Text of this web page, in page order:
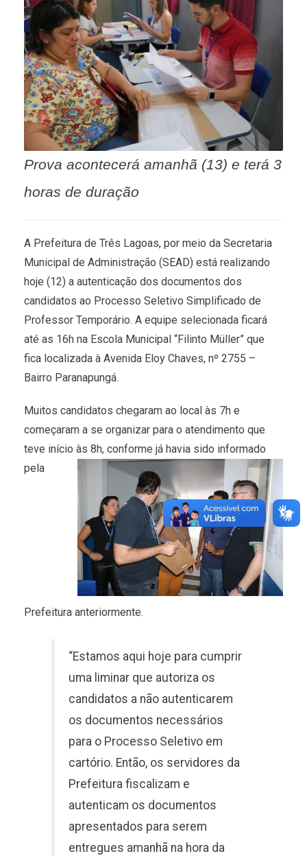
Prova acontecerá amanhã (13) e terá 3
horas de duração
A Prefeitura de Três Lagoas, por meio da Secretaria
Municipal de Administração (SEAD) está realizando
hoje (12) a autenticação dos documentos dos
candidatos ao Processo Seletivo Simplificado de
Professor Temporário. A equipe selecionada ficará
até as 16h na Escola Municipal “Filinto Müller” que
fica localizada à Avenida Eloy Chaves, nº 2755 –
Bairro Paranapungá.
Muitos candidatos chegaram ao local às 7h e
começaram a se organizar para o atendimento que
teve início às 8h, conforme já havia sido informado
pela
Prefeitura anteriormente.
“Estamos aqui hoje para cumprir
uma liminar que autoriza os
candidatos a não autenticarem
os documentos necessários
para o Processo Seletivo em
cartório. Então, os servidores da
Prefeitura fiscalizam e
autenticam os documentos
apresentados para serem
entregues amanhã na hora da